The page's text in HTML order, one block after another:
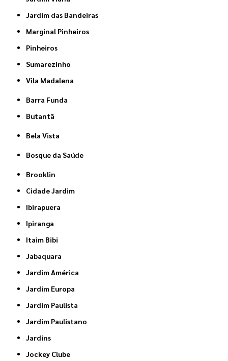
Jardim das Bandeiras
Marginal Pinheiros
Pinheiros
Sumarezinho
Vila Madalena
Barra Funda
Butantã
Bela Vista
Bosque da Saúde
Brooklin
Cidade Jardim
Ibirapuera
Ipiranga
Itaim Bibi
Jabaquara
Jardim América
Jardim Europa
Jardim Paulista
Jardim Paulistano
Jardins
Jockey Clube